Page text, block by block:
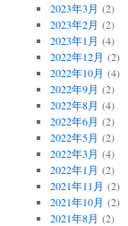
2023年3月 (2)
2023年2月 (2)
2023年1月 (4)
2022年12月 (2)
2022年10月 (4)
2022年9月 (2)
2022年8月 (4)
2022年6月 (2)
2022年5月 (2)
2022年3月 (4)
2022年1月 (2)
2021年11月 (2)
2021年10月 (2)
2021年8月 (2)